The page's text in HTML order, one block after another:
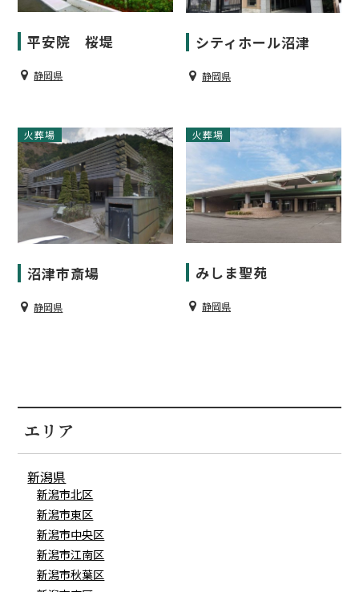
平安院 桜堤
静岡県
シティホール沼津
静岡県
火葬場
沼津市斎場
静岡県
火葬場
みしま聖苑
静岡県
エリア
新潟県
新潟市北区
新潟市東区
新潟市中央区
新潟市江南区
新潟市秋葉区